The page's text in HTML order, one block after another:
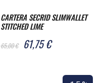
CARTERA SECRID SLIMWALLET
STITCHED LIME
65,00 € 61,75 €